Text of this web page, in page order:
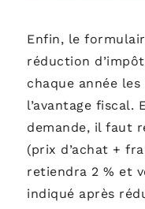
Enfin, le
réduction
chaque année
l’avantage fiscal.
demande, il faut
(prix d’achat +
retiendra 2 % et
indiqué après